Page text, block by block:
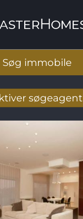
Søg immobile
søgeagent
E-mail-adresse